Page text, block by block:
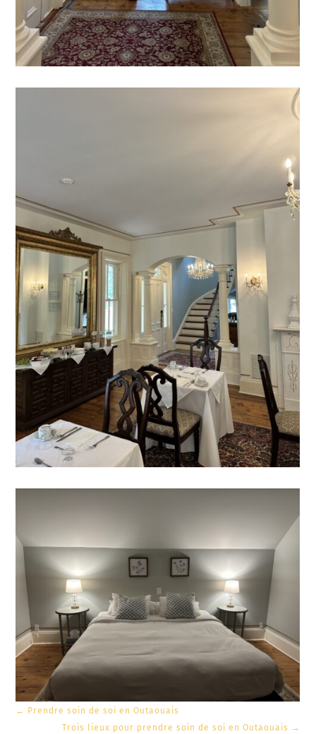
←
Prendre soin de soi en Outaouais
Trois lieux pour prendre soin de soi en Outaouais →